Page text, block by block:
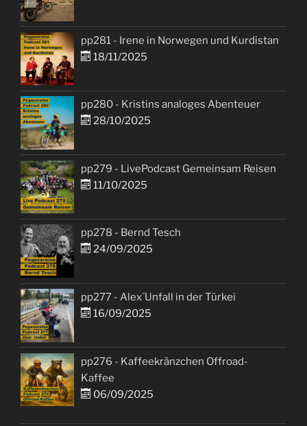
pp281 - Irene in Norwegen und Kurdistan
18/11/2025
pp280 - Kristins analoges Abenteuer
28/10/2025
pp279 - LivePodcast Gemeinsam Reisen
11/10/2025
pp278 - Bernd Tesch
24/09/2025
pp277 - Alex´Unfall in der Türkei
16/09/2025
pp276 - Kaffeekränzchen Offroad-
Kaffee
06/09/2025